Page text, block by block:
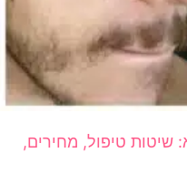
שיטות טיפול, מחירים,